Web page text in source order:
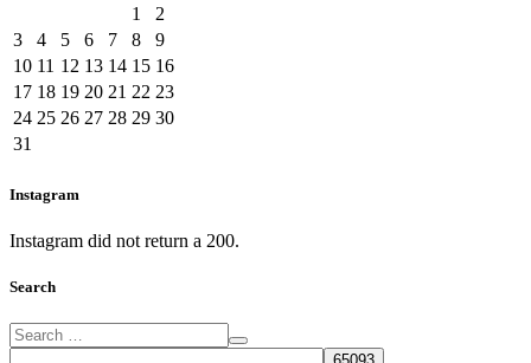
1
2
3
4 5 6 7 8
9
10 11 12 13 14 15 16
17 18 19 20 21 22 23
24 25 26 27 28 29 30
31
Instagram
Instagram did not return a 200.
Search